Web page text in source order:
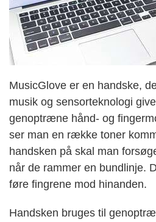
MusicGlove er en handske,
musik og sensorteknologi
genoptræne hånd- og
ser man en række toner
handsken på skal man
når de rammer en bundlinje.
føre fingrene mod hinanden.
Handsken bruges til